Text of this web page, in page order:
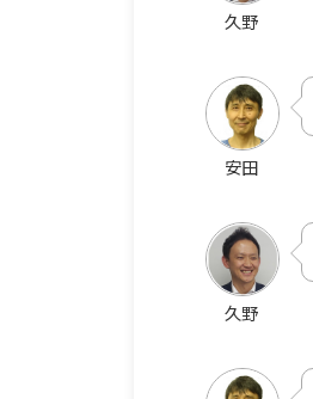
久野
安田
久野